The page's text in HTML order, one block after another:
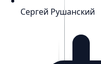
Сергей Рушанский